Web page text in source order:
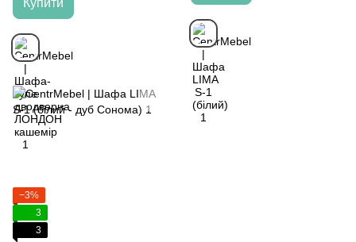
Купити
−3%
3
3